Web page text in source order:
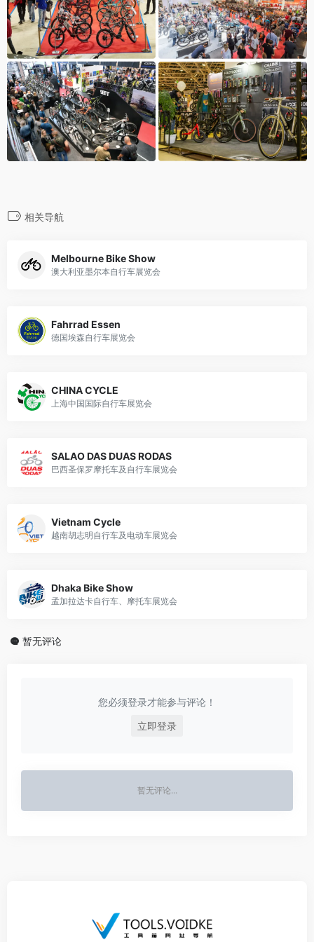
相关导航
Melbourne Bike Show
澳大利亚墨尔本自行车展览会
Fahrrad Essen
德国埃森自行车展览会
CHINA CYCLE
上海中国国际自行车展览会
SALAO DAS DUAS RODAS
巴西圣保罗摩托车及自行车展览会
Vietnam Cycle
越南胡志明自行车及电动车展览会
Dhaka Bike Show
孟加拉达卡自行车、摩托车展览会
暂无评论
您必须登录才能参与评论！
立即登录
暂无评论...